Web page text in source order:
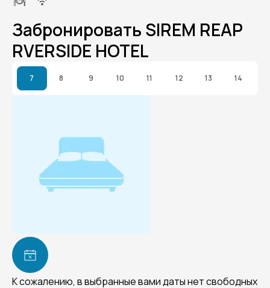
Забронировать SIREM REAP
RVERSIDE HOTEL
7 8 9 10 11 12 13 14
К сожалению, в выбранные вами даты нет свободных